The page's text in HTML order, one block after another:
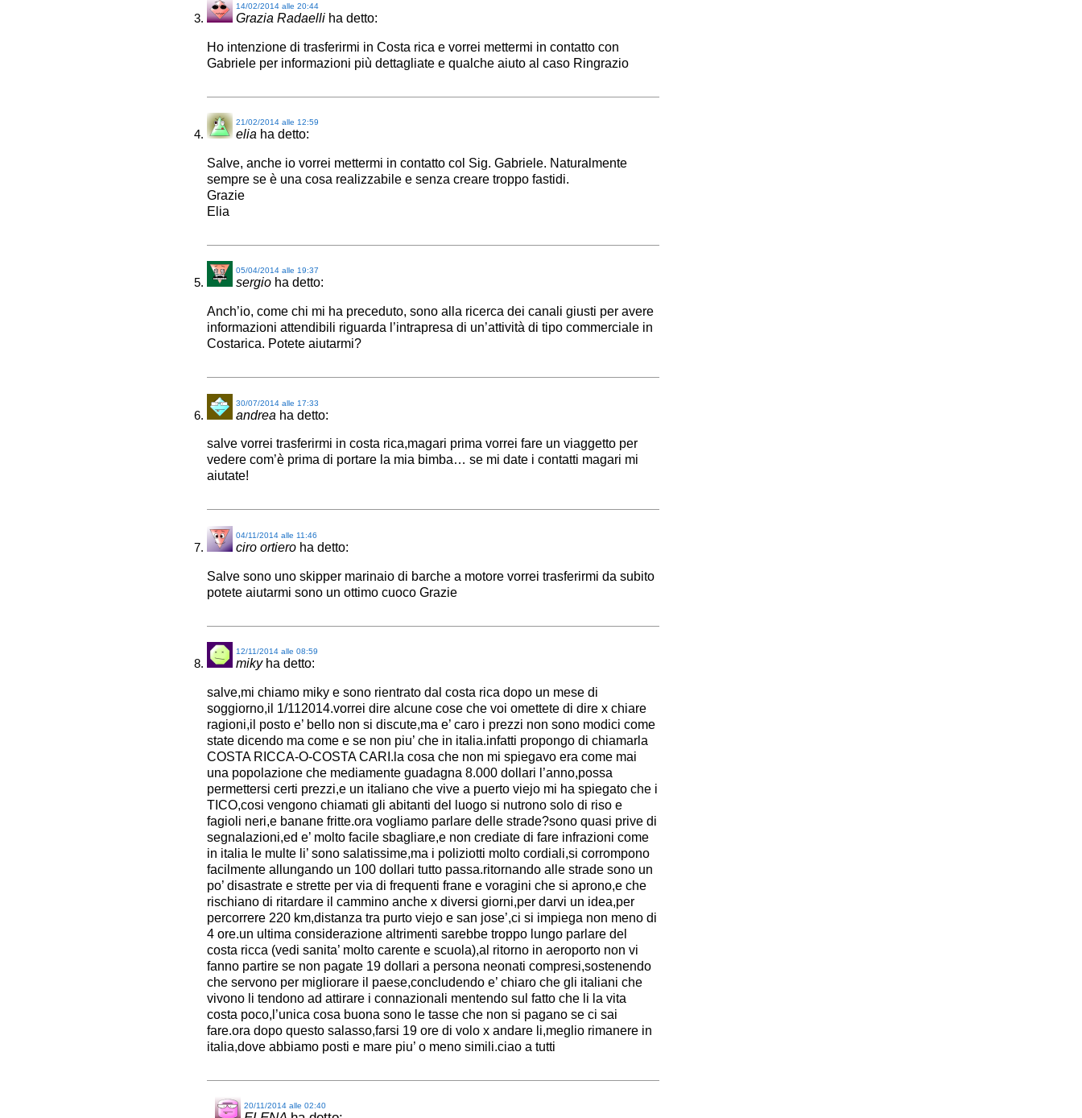
Grazia Radaelli ha detto:
14/02/2014 alle 20:44
Ho intenzione di trasferirmi in Costa rica e vorrei mettermi in contatto con
Gabriele per informazioni più dettagliate e qualche aiuto al caso Ringrazio
elia ha detto:
21/02/2014 alle 12:59
Salve, anche io vorrei mettermi in contatto col Sig. Gabriele. Naturalmente
sempre se è una cosa realizzabile e senza creare troppo fastidi.
Grazie
Elia
sergio ha detto:
05/04/2014 alle 19:37
Anch’io, come chi mi ha preceduto, sono alla ricerca dei canali giusti per avere
informazioni attendibili riguarda l’intrapresa di un’attività di tipo commerciale in
Costarica. Potete aiutarmi?
andrea ha detto:
30/07/2014 alle 17:33
salve vorrei trasferirmi in costa rica,magari prima vorrei fare un viaggetto per
vedere com’è prima di portare la mia bimba… se mi date i contatti magari mi
aiutate!
ciro ortiero ha detto:
04/11/2014 alle 11:46
Salve sono uno skipper marinaio di barche a motore vorrei trasferirmi da subito
potete aiutarmi sono un ottimo cuoco Grazie
miky ha detto:
12/11/2014 alle 08:59
salve,mi chiamo miky e sono rientrato dal costa rica dopo un mese di
soggiorno,il 1/112014.vorrei dire alcune cose che voi omettete di dire x chiare
ragioni,il posto e’ bello non si discute,ma e’ caro i prezzi non sono modici come
state dicendo ma come e se non piu’ che in italia.infatti propongo di chiamarla
COSTA RICCA-O-COSTA CARI.la cosa che non mi spiegavo era come mai
una popolazione che mediamente guadagna 8.000 dollari l’anno,possa
permettersi certi prezzi,e un italiano che vive a puerto viejo mi ha spiegato che i
TICO,cosi vengono chiamati gli abitanti del luogo si nutrono solo di riso e
fagioli neri,e banane fritte.ora vogliamo parlare delle strade?sono quasi prive di
segnalazioni,ed e’ molto facile sbagliare,e non crediate di fare infrazioni come
in italia le multe li’ sono salatissime,ma i poliziotti molto cordiali,si corrompono
facilmente allungando un 100 dollari tutto passa.ritornando alle strade sono un
po’ disastrate e strette per via di frequenti frane e voragini che si aprono,e che
rischiano di ritardare il cammino anche x diversi giorni,per darvi un idea,per
percorrere 220 km,distanza tra purto viejo e san jose’,ci si impiega non meno di
4 ore.un ultima considerazione altrimenti sarebbe troppo lungo parlare del
costa ricca (vedi sanita’ molto carente e scuola),al ritorno in aeroporto non vi
fanno partire se non pagate 19 dollari a persona neonati compresi,sostenendo
che servono per migliorare il paese,concludendo e’ chiaro che gli italiani che
vivono li tendono ad attirare i connazionali mentendo sul fatto che li la vita
costa poco,l’unica cosa buona sono le tasse che non si pagano se ci sai
fare.ora dopo questo salasso,farsi 19 ore di volo x andare li,meglio rimanere in
italia,dove abbiamo posti e mare piu’ o meno simili.ciao a tutti
20/11/2014 alle 02:40